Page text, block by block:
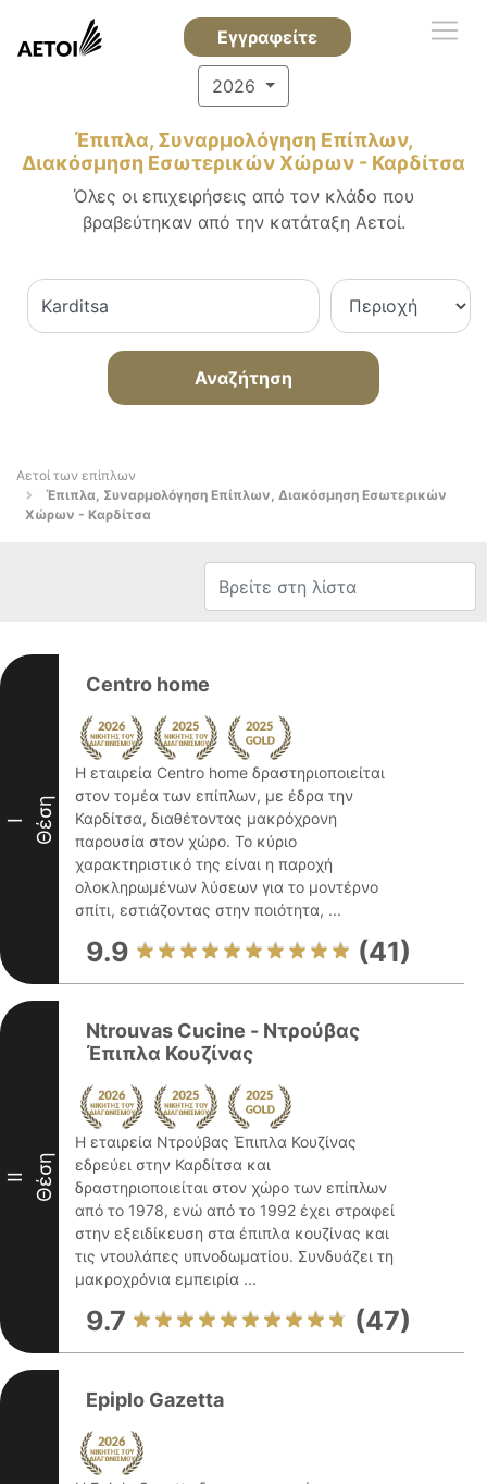
Εγγραφείτε
2026
Έπιπλα, Συναρμολόγηση Επίπλων,
Διακόσμηση Εσωτερικών Χώρων - Καρδίτσα
Όλες οι επιχειρήσεις από τον κλάδο που
βραβεύτηκαν από την κατάταξη Αετοί.
Αναζήτηση
Αετοί των επίπλων
Έπιπλα, Συναρμολόγηση Επίπλων, Διακόσμηση Εσωτερικών
Χώρων - Καρδίτσα
I Θέση
Centro home
Η εταιρεία Centro home δραστηριοποιείται
στον τομέα των επίπλων, με έδρα την
Καρδίτσα, διαθέτοντας μακρόχρονη
παρουσία στον χώρο. Το κύριο
χαρακτηριστικό της είναι η παροχή
ολοκληρωμένων λύσεων για το μοντέρνο
σπίτι, εστιάζοντας στην ποιότητα, ...
9.9 (41)
II Θέση
Ntrouvas Cucine - Ντρούβας
Έπιπλα Κουζίνας
Η εταιρεία Ντρούβας Έπιπλα Κουζίνας
εδρεύει στην Καρδίτσα και
δραστηριοποιείται στον χώρο των επίπλων
από το 1978, ενώ από το 1992 έχει στραφεί
στην εξειδίκευση στα έπιπλα κουζίνας και
τις ντουλάπες υπνοδωματίου. Συνδυάζει τη
μακροχρόνια εμπειρία ...
9.7 (47)
Epiplo Gazetta